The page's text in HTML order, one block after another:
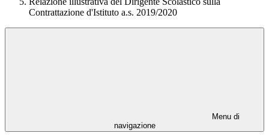
Contrattazione d'Istituto a.s. 2019/2020
Menu di
navigazione